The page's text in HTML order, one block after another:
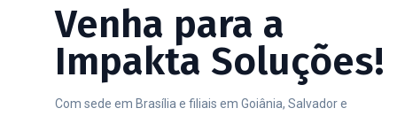
Venha para a
Impakta Soluções!
Com sede em Brasília e filiais em Goiânia, Salvador e